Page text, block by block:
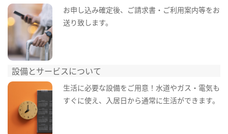
お申し込み確定後、ご請求書・ご利用案内等をお
送り致します。
設備とサービスについて
生活に必要な設備をご用意！水道やガス・電気も
すぐに使え、入居日から通常に生活ができます。